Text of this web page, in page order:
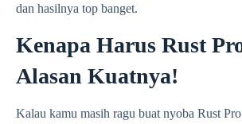
dan hasilnya top banget.
Kenapa Harus Rust
Alasan Kuatnya!
Kalau kamu masih ragu buat nyoba Rust